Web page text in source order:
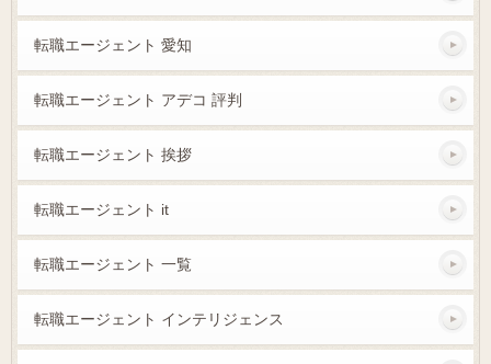
転職エージェント 愛知
転職エージェント アデコ 評判
転職エージェント 挨拶
転職エージェント it
転職エージェント 一覧
転職エージェント インテリジェンス